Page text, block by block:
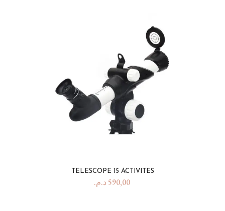
TELESCOPE 15 ACTIVITES
590,00 د.م.